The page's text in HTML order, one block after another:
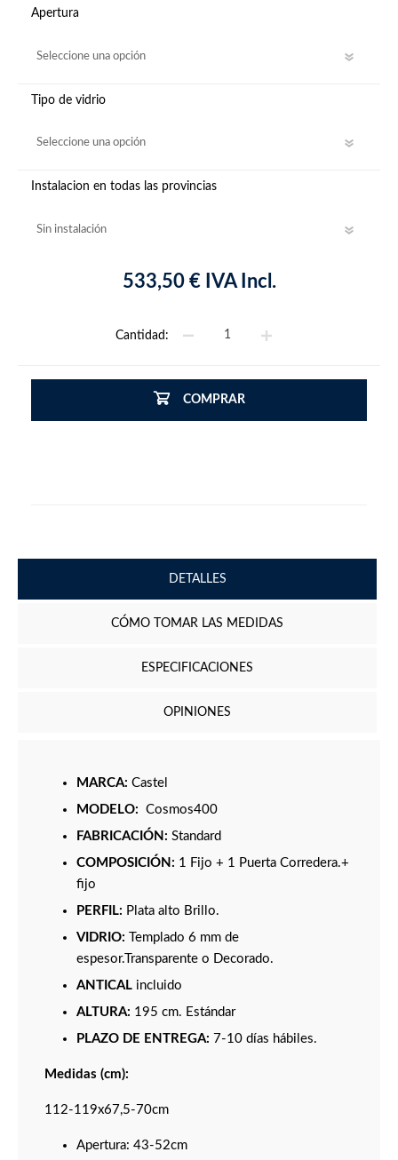
Apertura
Tipo de vidrio
Instalacion en todas las provincias
533,50 € IVA Incl.
Cantidad:
COMPRAR
DETALLES
CÓMO TOMAR LAS MEDIDAS
ESPECIFICACIONES
OPINIONES
MARCA: Castel
MODELO: Cosmos400
FABRICACIÓN: Standard
COMPOSICIÓN: 1 Fijo + 1 Puerta Corredera.+
fijo
PERFIL: Plata alto Brillo.
VIDRIO: Templado 6 mm de
espesor.Transparente o Decorado.
ANTICAL incluido
ALTURA: 195 cm. Estándar
PLAZO DE ENTREGA: 7-10 días hábiles.
Medidas (cm):
112-119x67,5-70cm
Apertura: 43-52cm